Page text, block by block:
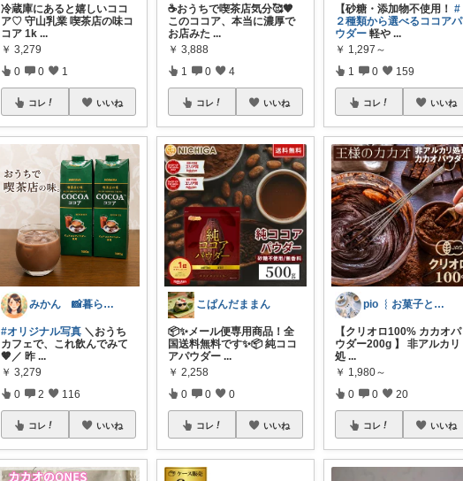
冷蔵庫にあると嬉しいココ
ア♡ 守山乳業 喫茶店の味コ
コア 1k ...
￥ 3,279
0 0 1
コレ いいね
みかん 📸暮らしのオリ写ROOM
#オリジナル写真 ＼おうち
カフェで、これ飲んでみて
🤎／ 昨 ...
￥ 3,279
0 2 116
コレ いいね
☕️おうちで喫茶店気分🥰🤎
このココア、本当に濃厚で
お店みた ...
￥ 3,888
1 0 4
コレ いいね
こぱんだままん
📦✨メール便専用商品！全
国送料無料です✨📦 純ココ
アパウダー ...
￥ 2,258
0 0 0
コレ いいね
【砂糖・添加物不使用！#
２種類から選べるココアパ
ウダー 軽や ...
￥ 1,297～
1 0 159
コレ いいね
pio ︴お菓子と暮らしのおすすめ
【クリオロ100% カカオパ
ウダー200g 】 非アルカリ
処 ...
￥ 1,980～
0 0 20
コレ いいね